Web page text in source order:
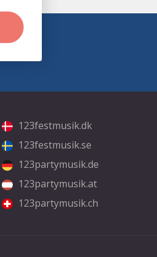
123festmusik.dk
123festmusik.se
123partymusik.de
123partymusik.at
123partymusik.ch